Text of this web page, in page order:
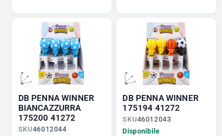
DB PENNA WINNER
BIANCAZZURRA
175200 41272
SKU46012044
DB PENNA WINNER
175194 41272
SKU46012043
Disponibile